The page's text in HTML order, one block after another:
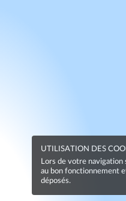
UTILISATION DES
Lors de votre navigation
au bon fonctionnement
déposés.